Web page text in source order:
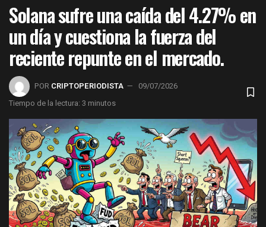
Solana sufre una caída del 4.27% en
un día y cuestiona la fuerza del
reciente repunte en el mercado.
POR CRIPTOPERIODISTA
09/07/2026
Tiempo de la lectura: 3 minutos